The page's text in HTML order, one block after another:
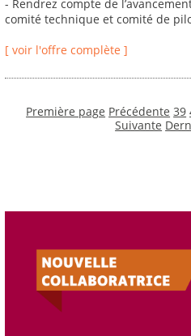
- Rendrez compte de
comité technique et comité de
[ voir l'offre complète ]
Première page Précédente 39
Suivante